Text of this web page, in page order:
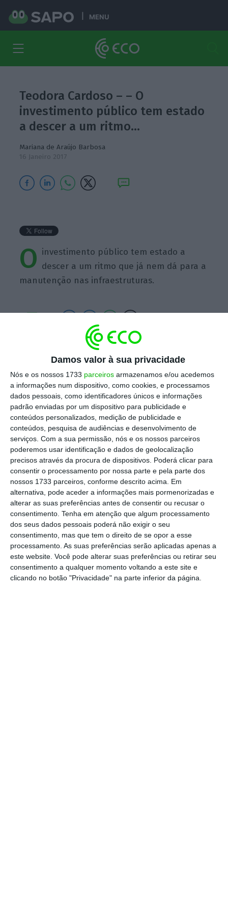
Damos valor à sua privacidade
Nós e os nossos 1733 parceiros armazenamos e/ou acedemos
a informações num dispositivo, como cookies, e processamos
dados pessoais, como identificadores únicos e informações
padrão enviadas por um dispositivo para publicidade e
conteúdos personalizados, medição de publicidade e
conteúdos, pesquisa de audiências e desenvolvimento de
serviços. Com a sua permissão, nós e os nossos parceiros
poderemos usar identificação e dados de geolocalização
precisos através da procura de dispositivos. Poderá clicar para
consentir o processamento por nossa parte e pela parte dos
nossos 1733 parceiros, conforme descrito acima. Em
alternativa, pode aceder a informações mais pormenorizadas e
alterar as suas preferências antes de consentir ou recusar o
consentimento. Tenha em atenção que algum processamento
dos seus dados pessoais poderá não exigir o seu
consentimento, mas que tem o direito de se opor a esse
processamento. As suas preferências serão aplicadas apenas a
este website. Você pode alterar suas preferências ou retirar seu
consentimento a qualquer momento voltando a este site e
clicando no botão "Privacidade" na parte inferior da página.
MENU
Teodora Cardoso – – O
investimento público tem estado
a descer a um ritmo…
Mariana de Araújo Barbosa
16 Janeiro 2017
O investimento público tem estado a
descer a um ritmo que já nem dá para a
manutenção nas infraestruturas.
Assine o ECO Premium
No momento em que a informação é
mais importante do que nunca, apoie
o jornalismo independente e rigoroso.
De que forma? Assine o ECO Premium e
tenha acesso a notícias exclusivas, à
opinião que conta, às reportagens e
especiais que mostram o outro lado da
história.
Esta assinatura é uma forma de apoiar
o ECO e os seus jornalistas. A nossa